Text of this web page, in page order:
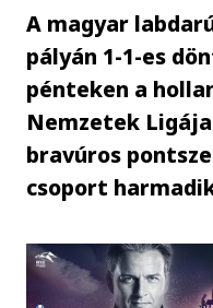
A magyar
pályán 1-1-es
pénteken a
Nemzetek
bravúros
csoport